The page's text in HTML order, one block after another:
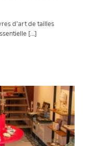
d’art de tailles
[...]